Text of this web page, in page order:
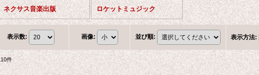
ネクサス音楽出版 ロケットミュジック
表示数: 画像: 並び順: 表示方法:
件